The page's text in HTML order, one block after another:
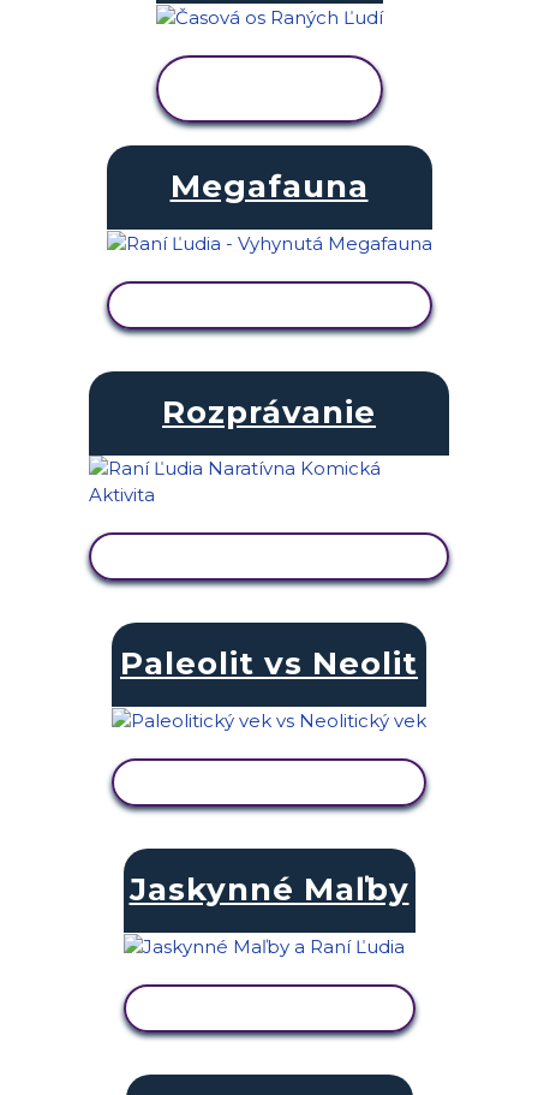
Megafauna
Rozprávanie
Paleolit vs Neolit
Jaskynné Maľby